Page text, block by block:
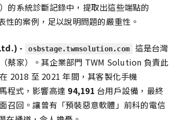
的系統診斷記錄中，提取出這些端點的
的案例，足以說明問題的嚴重性。
- osbstage.twmsolution.com
這是台灣
蔡家）。其企業部門 TWM Solution 負責此
2018 至 2021 年間，其客製化手機
程式，影響高達 94,191 台用戶設備，最終
召回。讓曾有「預裝惡意軟體」前科的電信